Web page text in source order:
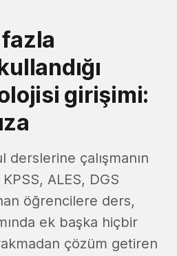
girişimi:
derslerine çalışmanın
ALES, DGS
öğrencilere ders,
ek başka hiçbir
çözüm getiren